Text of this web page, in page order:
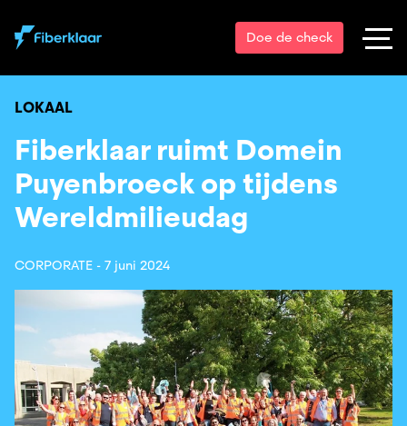
Doe de check
LOKAAL
Fiberklaar ruimt Domein
Puyenbroeck op tijdens
Wereldmilieudag
CORPORATE - 7 juni 2024